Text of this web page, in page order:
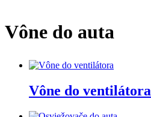
Vône do auta
Vône do ventilátora